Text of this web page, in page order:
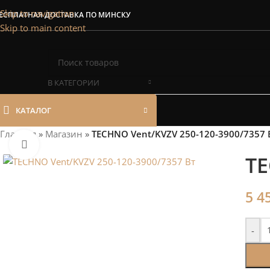
Skip to navigation
Skip to main content
Сэкономим
Рассчитаем мощность |
ДОСТАВКА ПО МИНСКУ
В КАТЕГОРИИ
КАТАЛОГ
Главная » Магазин » TECHNO Vent/KVZV 250-120-3900/7357
5
-